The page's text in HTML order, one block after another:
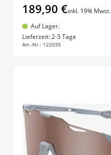
189,90 €inkl. 19% Mwst.
Auf Lager.
Lieferzeit: 2-3 Tage
Art.-Nr.: 122035